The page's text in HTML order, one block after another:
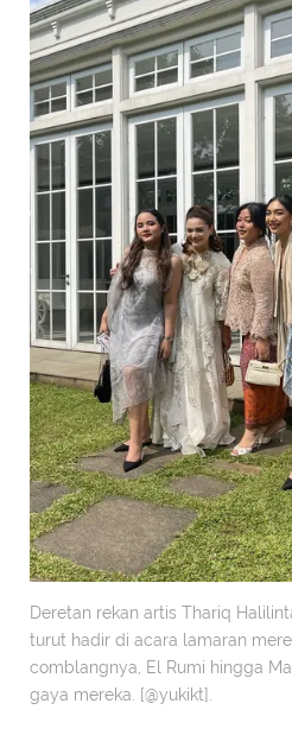
Deretan rekan artis Thariq
turut hadir di acara lamaran
comblangnya, El Rumi hingga
gaya mereka. [@yukikt].